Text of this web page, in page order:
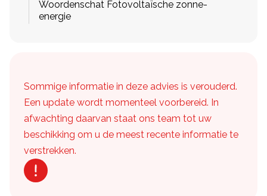
Woordenschat Fotovoltaïsche zonne-
energie
Sommige informatie in deze advies is verouderd.
Een update wordt momenteel voorbereid. In
afwachting daarvan staat ons team tot uw
beschikking om u de meest recente informatie te
verstrekken.